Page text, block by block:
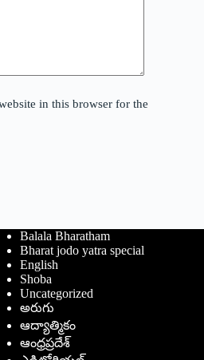
in this browser for the
Balala Bharatham
Bharat jodo yatra special
English
Shoba
Uncategorized
అరుగు
ఆద్యాత్మికం
ఆంధ్రప్రదేశ్